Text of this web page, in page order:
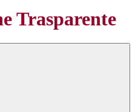
Trasparente